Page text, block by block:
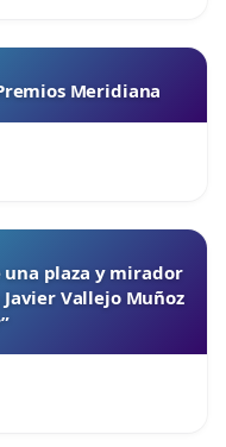
Meridiana
plaza y mirador
Vallejo Muñoz